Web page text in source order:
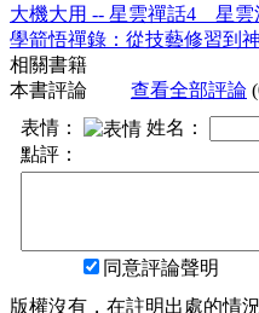
大機大用 -- 星雲禪話4 星雲
學箭悟禪錄：從技藝修習到
相關書籍
本書評論
查看全部評論
表情：
姓名：
點評：
同意評論聲明
版權沒有，在註明出處的情